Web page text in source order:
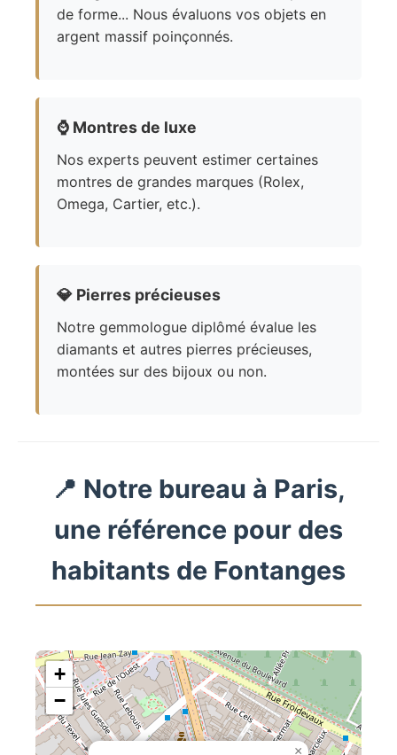
de forme... Nous évaluons vos objets en
argent massif poinçonnés.
⌚ Montres de luxe
Nos experts peuvent estimer certaines
montres de grandes marques (Rolex,
Omega, Cartier, etc.).
💎 Pierres précieuses
Notre gemmologue diplômé évalue les
diamants et autres pierres précieuses,
montées sur des bijoux ou non.
📍 Notre bureau à Paris,
une référence pour des
habitants de Fontanges
×
+
−